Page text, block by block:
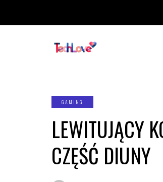
GAMING
LEWITUJĄCY
CZĘŚĆ DIUNY